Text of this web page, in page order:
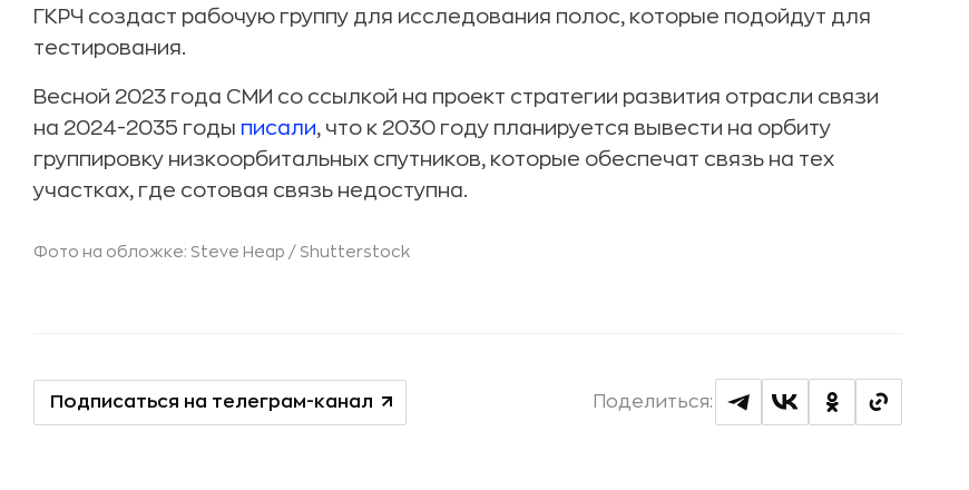
ГКРЧ создаст рабочую группу для исследования полос, которые подойдут для
тестирования.
Весной 2023 года СМИ со ссылкой на проект стратегии развития отрасли связи
на 2024-2035 годы писали, что к 2030 году планируется вывести на орбиту
группировку низкоорбитальных спутников, которые обеспечат связь на тех
участках, где сотовая связь недоступна.
Фото на обложке: Steve Heap / Shutterstock
Подписаться на телеграм-канал Поделиться: